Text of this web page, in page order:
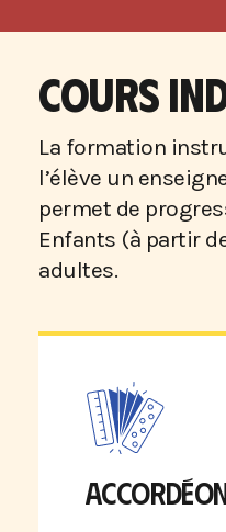
COURS
La formation
l’élève un
permet de
Enfants (à partir
adultes.